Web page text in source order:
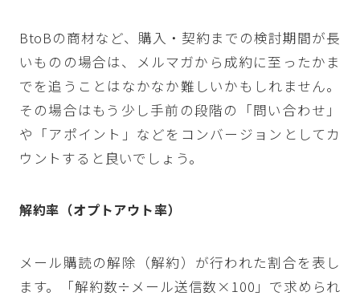
BtoBの商材など、購入・契約までの検討期間が長
いものの場合は、メルマガから成約に至ったかま
でを追うことはなかなか難しいかもしれません。
その場合はもう少し手前の段階の「問い合わせ」
や「アポイント」などをコンバージョンとしてカ
ウントすると良いでしょう。
解約率（オプトアウト率）
メール購読の解除（解約）が行われた割合を表し
ます。「解約数÷メール送信数×100」で求められ